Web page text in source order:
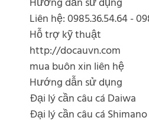
Liên hệ: 0985.36.54.64 -
Hỗ trợ kỹ thuật
http://docauvn.com
mua buôn xin liên hệ
Hướng dẫn sử dụng
Đại lý cần câu cá Daiwa
Đại lý cần câu cá Shimano